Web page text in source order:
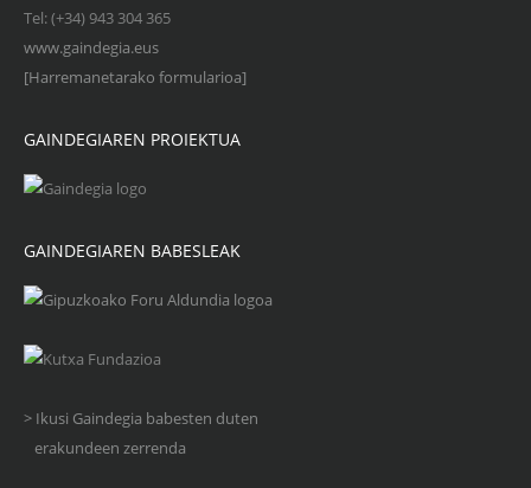
Tel: (+34) 943 304 365
www.gaindegia.eus
[Harremanetarako formularioa]
GAINDEGIAREN PROIEKTUA
GAINDEGIAREN BABESLEAK
> Ikusi Gaindegia babesten duten
erakundeen zerrenda